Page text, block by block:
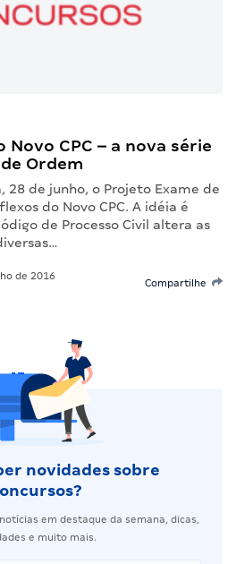
Novo CPC – a nova série
Ordem
de junho, o Projeto Exame de
do Novo CPC. A idéia é
de Processo Civil altera as
de 2016
Compartilhe
novidades sobre
em destaque da semana, dicas,
e muito mais.